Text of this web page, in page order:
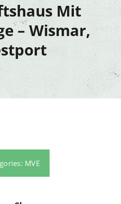
Mit
– Wismar,
MVE